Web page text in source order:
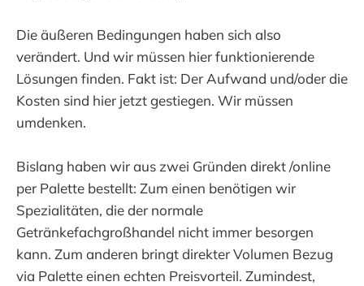
Die äußeren Bedingungen haben sich also
verändert. Und wir müssen hier funktionierende
Lösungen finden. Fakt ist: Der Aufwand und/oder die
Kosten sind hier jetzt gestiegen. Wir müssen
umdenken.
Bislang haben wir aus zwei Gründen direkt /online
per Palette bestellt: Zum einen benötigen wir
Spezialitäten, die der normale
Getränkefachgroßhandel nicht immer besorgen
kann. Zum anderen bringt direkter Volumen Bezug
via Palette einen echten Preisvorteil. Zumindest,